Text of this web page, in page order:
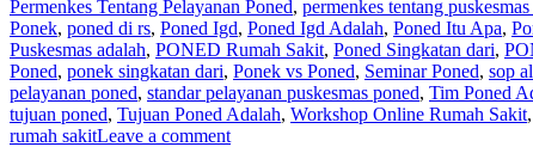
Permenkes Tentang Pelayanan Poned, permenkes tentang
Ponek, poned di rs, Poned Igd, Poned Igd Adalah, Poned Itu Apa,
Puskesmas adalah, PONED Rumah Sakit, Poned Singkatan dari,
Poned, ponek singkatan dari, Ponek vs Poned, Seminar Poned, sop
pelayanan poned, standar pelayanan puskesmas poned, Tim Poned
tujuan poned, Tujuan Poned Adalah, Workshop Online Rumah Sakit,
rumah sakitLeave a comment